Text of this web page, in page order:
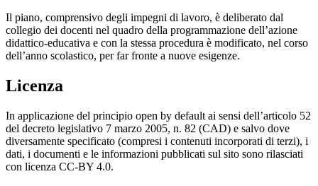
Il piano, comprensivo degli impegni di lavoro, è deliberato dal
collegio dei docenti nel quadro della programmazione dell’azione
didattico-educativa e con la stessa procedura è modificato, nel corso
dell’anno scolastico, per far fronte a nuove esigenze.
Licenza
In applicazione del principio open by default ai sensi dell’articolo 52
del decreto legislativo 7 marzo 2005, n. 82 (CAD) e salvo dove
diversamente specificato (compresi i contenuti incorporati di terzi), i
dati, i documenti e le informazioni pubblicati sul sito sono rilasciati
con licenza CC-BY 4.0.